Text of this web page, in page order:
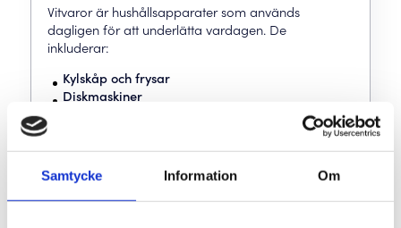
Samtycke Information Om
Vitvaror är hushållsapparater som används
dagligen för att underlätta vardagen. De
inkluderar:
Kylskåp och frysar
Diskmaskiner
Köksfläktar och andra ventilationssystem
Att förstå vad som räknas som vitvaror är viktigt när